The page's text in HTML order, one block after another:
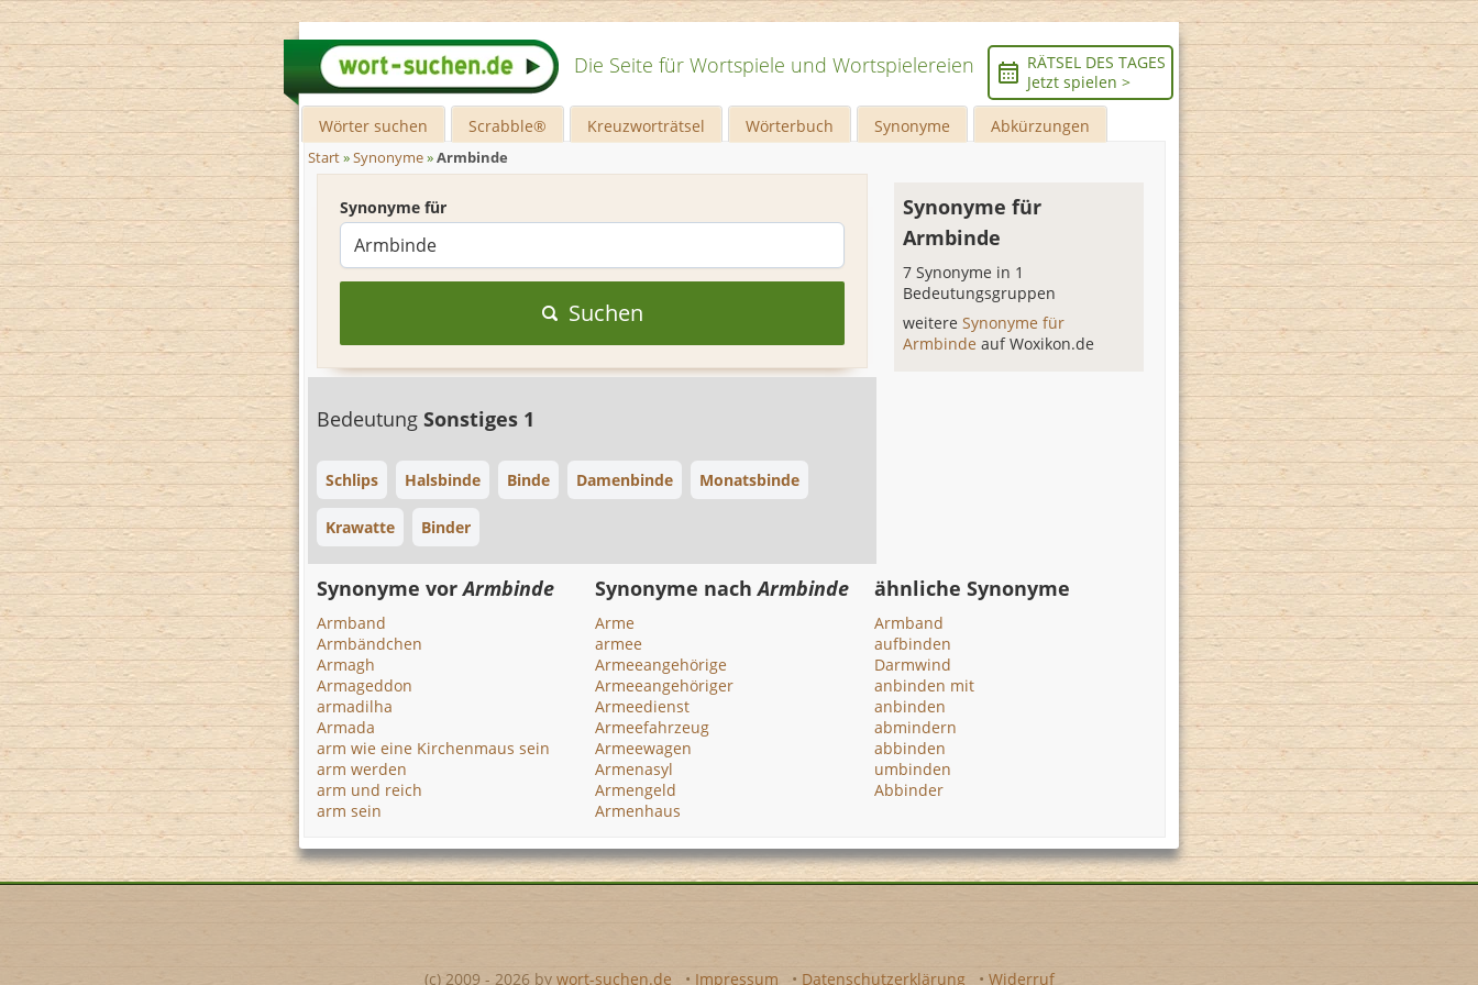
Die Seite für Wortspiele und Wortspielereien
RÄTSEL DES TAGES
Jetzt spielen >
Wörter suchen Scrabble® Kreuzworträtsel Wörterbuch Synonyme Abkürzungen
Start»Synonyme»Armbinde
Synonyme für
Suchen
Bedeutung Sonstiges 1
Schlips Halsbinde Binde Damenbinde Monatsbinde
Krawatte Binder
Synonyme für
Armbinde
7 Synonyme in 1
Bedeutungsgruppen
weitereSynonyme für
Armbindeauf Woxikon.de
Synonyme vorArmbinde
Armband
Armbändchen
Armagh
Armageddon
armadilha
Armada
arm wie eine Kirchenmaus sein
arm werden
arm und reich
arm sein
Synonyme nachArmbinde
Arme
armee
Armeeangehörige
Armeeangehöriger
Armeedienst
Armeefahrzeug
Armeewagen
Armenasyl
Armengeld
Armenhaus
ähnliche Synonyme
Armband
aufbinden
Darmwind
anbinden mit
anbinden
abmindern
abbinden
umbinden
Abbinder
(c) 2009 - 2026 by wort-suchen.de • Impressum • Datenschutzerklärung • Widerruf